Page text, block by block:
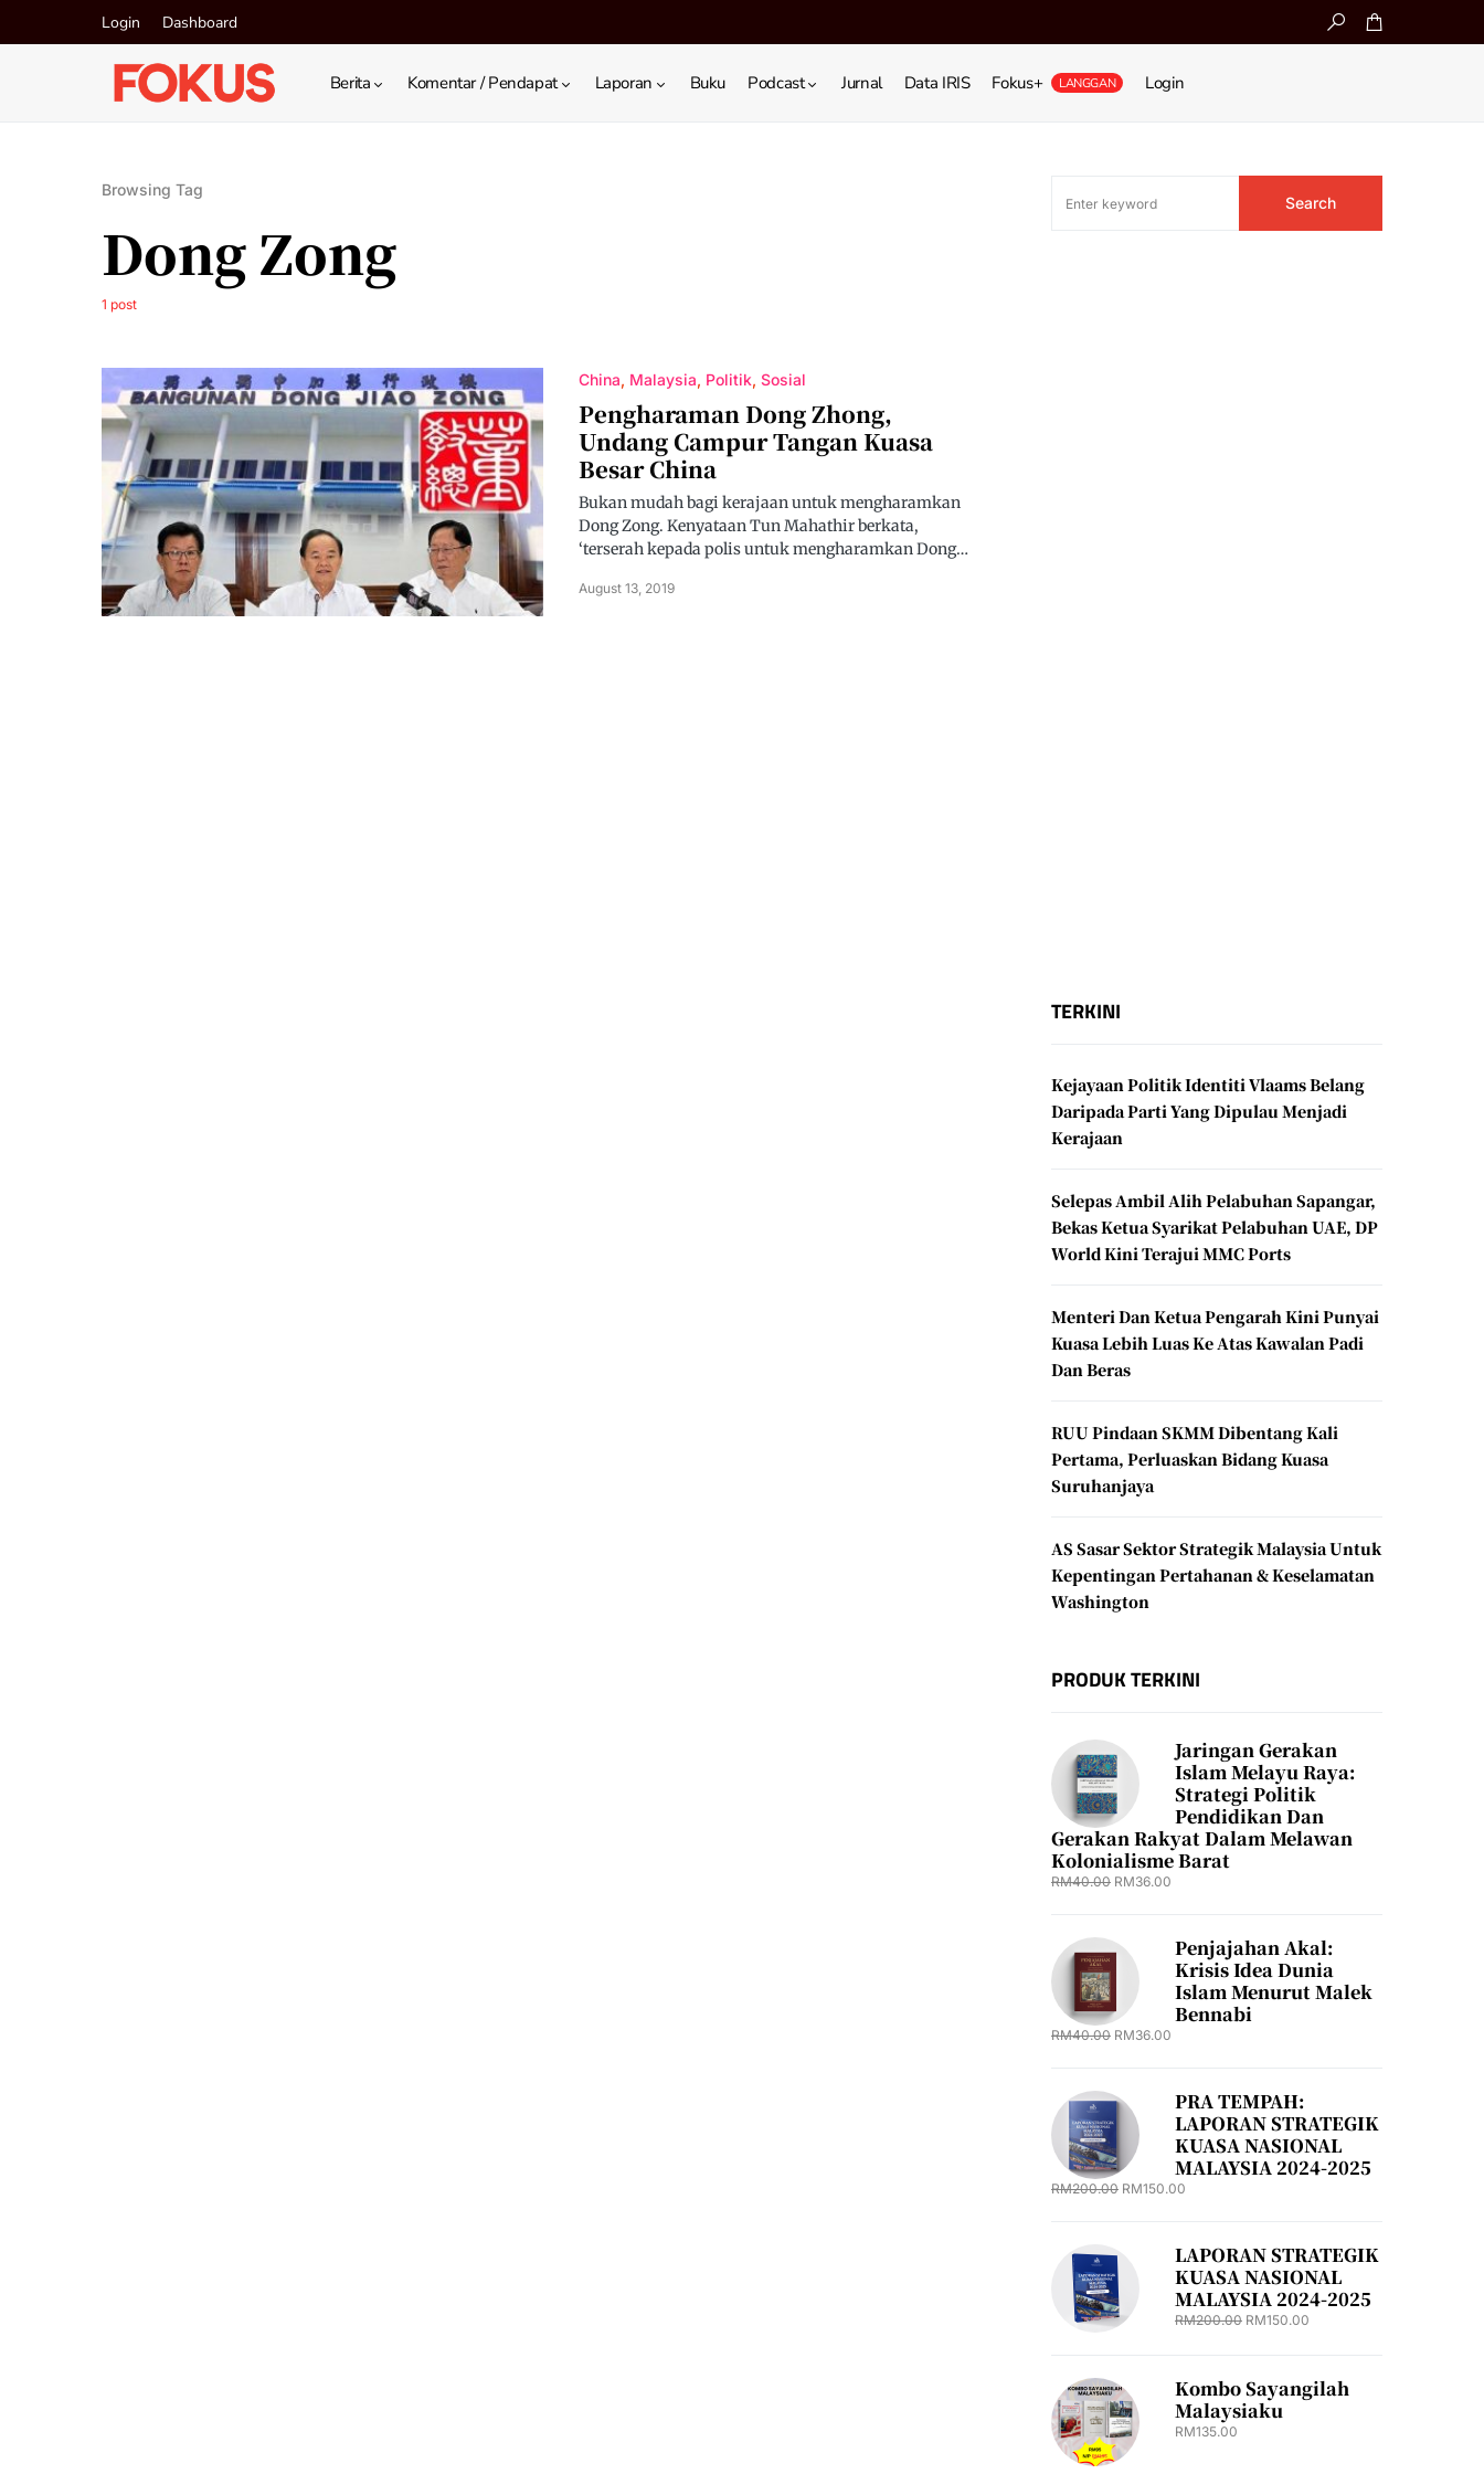
Login Dashboard
Berita Komentar / Pendapat Laporan Buku Podcast Jurnal Data IRIS Fokus+ LANGGAN Login
Browsing Tag
Dong Zong
1 post
China Malaysia Politik Sosial
Pengharaman Dong Zhong,
Undang Campur Tangan Kuasa
Besar China
Bukan mudah bagi kerajaan untuk mengharamkan
Dong Zong. Kenyataan Tun Mahathir berkata,
‘terserah kepada polis untuk mengharamkan Dong…
August 13, 2019
Search
TERKINI
Kejayaan Politik Identiti Vlaams Belang
Daripada Parti Yang Dipulau Menjadi
Kerajaan
Selepas Ambil Alih Pelabuhan Sapangar,
Bekas Ketua Syarikat Pelabuhan UAE, DP
World Kini Terajui MMC Ports
Menteri Dan Ketua Pengarah Kini Punyai
Kuasa Lebih Luas Ke Atas Kawalan Padi
Dan Beras
RUU Pindaan SKMM Dibentang Kali
Pertama, Perluaskan Bidang Kuasa
Suruhanjaya
AS Sasar Sektor Strategik Malaysia Untuk
Kepentingan Pertahanan & Keselamatan
Washington
PRODUK TERKINI
Jaringan Gerakan
Islam Melayu Raya:
Strategi Politik
Pendidikan Dan
Gerakan Rakyat Dalam Melawan
Kolonialisme Barat
RM40.00 RM36.00
Penjajahan Akal:
Krisis Idea Dunia
Islam Menurut Malek
Bennabi
RM40.00 RM36.00
PRA TEMPAH:
LAPORAN STRATEGIK
KUASA NASIONAL
MALAYSIA 2024-2025
RM200.00 RM150.00
LAPORAN STRATEGIK
KUASA NASIONAL
MALAYSIA 2024-2025
RM200.00 RM150.00
Kombo Sayangilah
Malaysiaku
RM135.00